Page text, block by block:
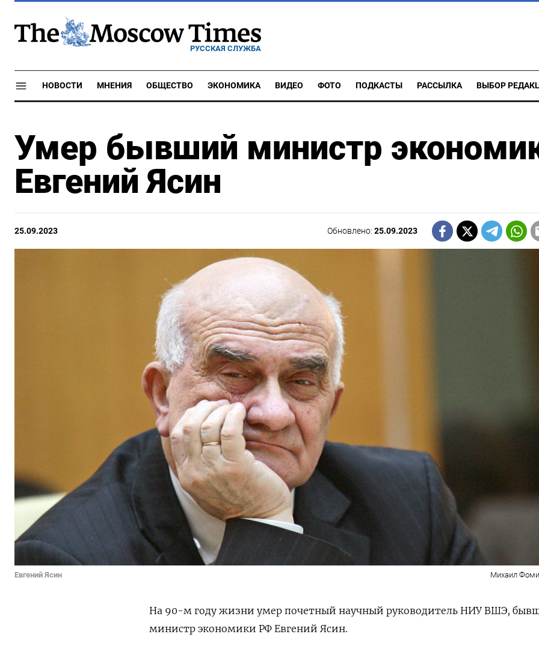
РУССКАЯ СЛУЖБА
НОВОСТИ МНЕНИЯ ОБЩЕСТВО ЭКОНОМИКА ВИДЕО ФОТО ПОДКАСТЫ РАССЫЛКА ВЫБОР
Умер бывший министр
Евгений Ясин
25.09.2023 Обновлено:25.09.2023
Евгений Ясин Михаил
На 90-м году жизни умер почетный научный руководитель НИУ ВШЭ,
министр экономики РФ Евгений Ясин.